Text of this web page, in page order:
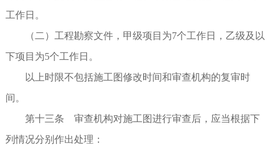
工作日。
（二）工程勘察文件，甲级项目为7个工作日，乙级及以
下项目为5个工作日。
以上时限不包括施工图修改时间和审查机构的复审时
间。
第十三条 审查机构对施工图进行审查后，应当根据下
列情况分别作出处理：